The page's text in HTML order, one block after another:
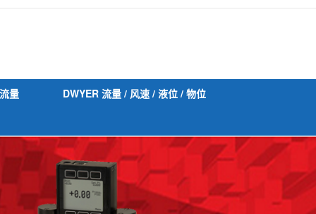
量 DWYER 流量 / 风速 / 液位 / 物位